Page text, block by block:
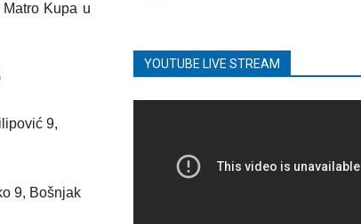
Kupa u
9,
9, Bošnjak
YOUTUBE LIVE STREAM